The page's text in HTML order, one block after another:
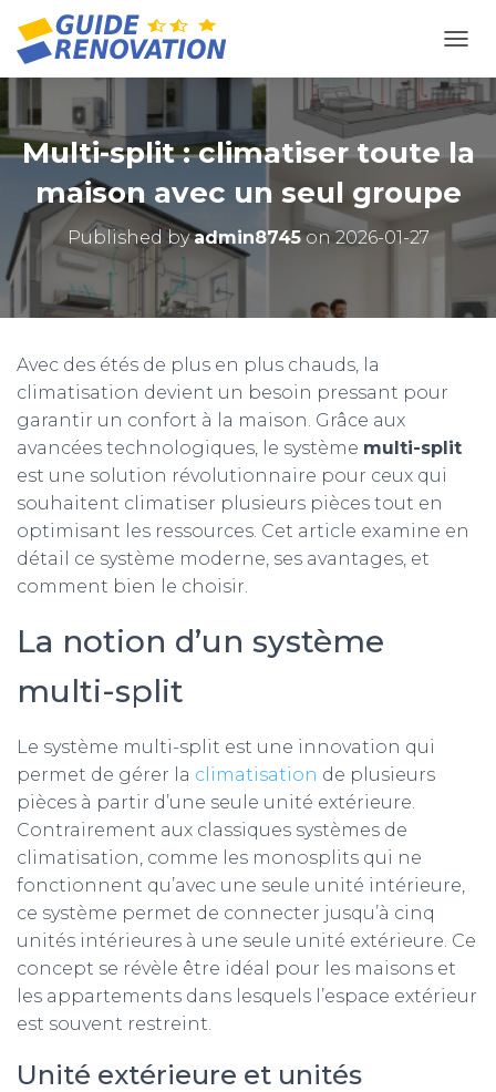
Multi-split : climatiser toute la
maison avec un seul groupe
Published byadmin8745on2026-01-27
Avec des étés de plus en plus chauds, la
climatisation devient un besoin pressant pour
garantir un confort à la maison. Grâce aux
avancées technologiques, le système multi-split
est une solution révolutionnaire pour ceux qui
souhaitent climatiser plusieurs pièces tout en
optimisant les ressources. Cet article examine en
détail ce système moderne, ses avantages, et
comment bien le choisir.
La notion d’un système
multi-split
Le système multi-split est une innovation qui
permet de gérer la climatisation de plusieurs
pièces à partir d’une seule unité extérieure.
Contrairement aux classiques systèmes de
climatisation, comme les monosplits qui ne
fonctionnent qu’avec une seule unité intérieure,
ce système permet de connecter jusqu’à cinq
unités intérieures à une seule unité extérieure. Ce
concept se révèle être idéal pour les maisons et
les appartements dans lesquels l’espace extérieur
est souvent restreint.
Unité extérieure et unités